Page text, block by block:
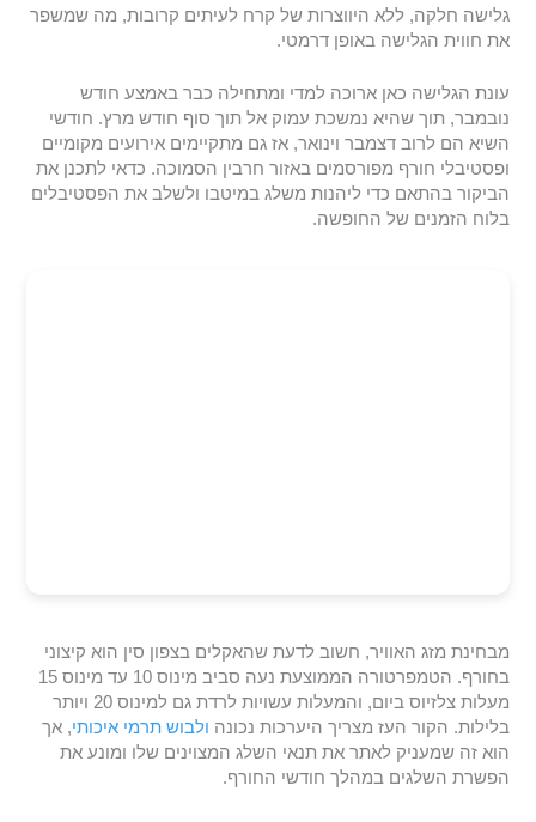
גלישה חלקה, ללא היווצרות של קרח לעיתים קרובות, מה שמשפר
את חווית הגלישה באופן דרמטי.
עונת הגלישה כאן ארוכה למדי ומתחילה כבר באמצע חודש
נובמבר, תוך שהיא נמשכת עמוק אל תוך סוף חודש מרץ. חודשי
השיא הם לרוב דצמבר וינואר, אז גם מתקיימים אירועים מקומיים
ופסטיבלי חורף מפורסמים באזור חרבין הסמוכה. כדאי לתכנן את
הביקור בהתאם כדי ליהנות משלג במיטבו ולשלב את הפסטיבלים
בלוח הזמנים של החופשה.
מבחינת מזג האוויר, חשוב לדעת שהאקלים בצפון סין הוא קיצוני
בחורף. הטמפרטורה הממוצעת נעה סביב מינוס 10 עד מינוס 15
מעלות צלזיוס ביום, והמעלות עשויות לרדת גם למינוס 20 ויותר
בלילות. הקור העז מצריך היערכות נכונה ולבוש תרמי איכותי, אך
הוא זה שמעניק לאתר את תנאי השלג המצוינים שלו ומונע את
הפשרת השלגים במהלך חודשי החורף.